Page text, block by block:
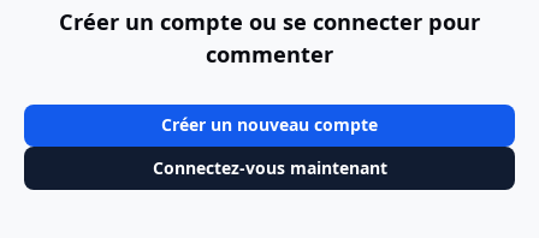
Créer un compte ou se connecter pour
commenter
Créer un nouveau compte
Connectez-vous maintenant